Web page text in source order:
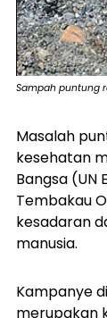
Sampah puntung
Masalah
kesehatan
Bangsa (UN
Tembakau
kesadaran
manusia.
Kampanye
merupakan